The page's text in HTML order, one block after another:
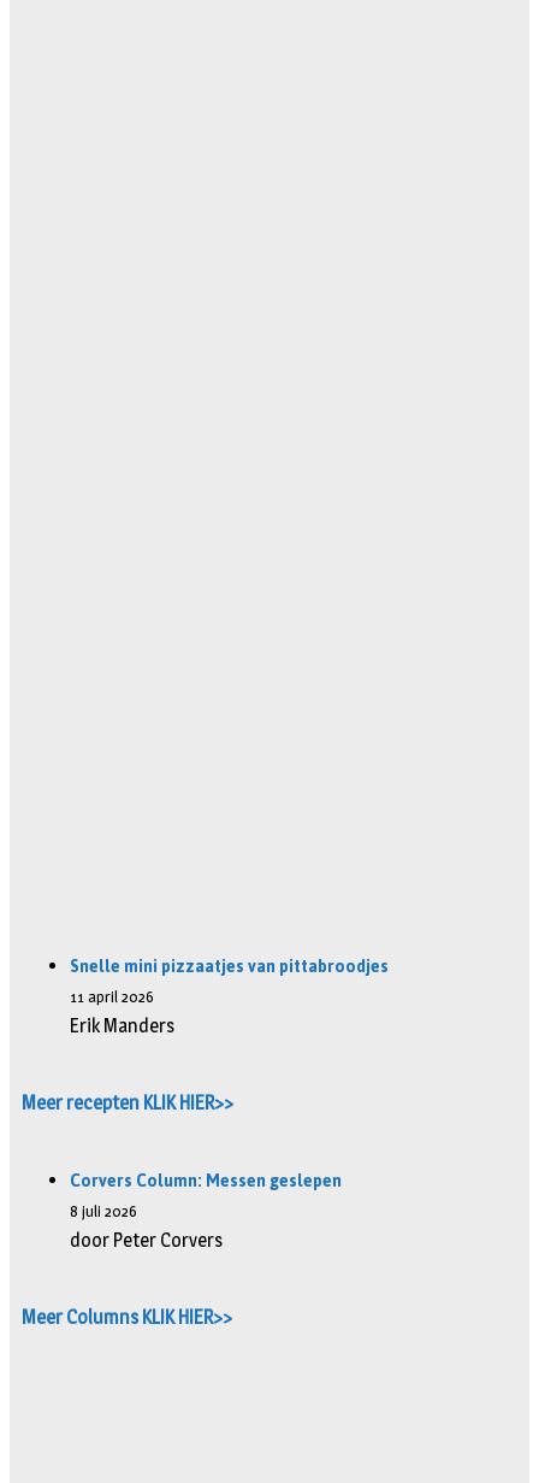
Snelle mini pizzaatjes van pittabroodjes
11 april 2026
Erik Manders
Meer recepten KLIK HIER>>
Corvers Column: Messen geslepen
8 juli 2026
door Peter Corvers
Meer Columns KLIK HIER>>